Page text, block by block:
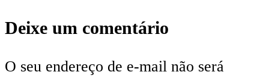
Deixe um comentário
O seu endereço de e-mail não será